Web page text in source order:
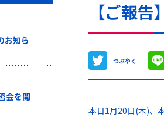
【ご報
つぶやく
本日1月20日(木)、
お知ら
会を開